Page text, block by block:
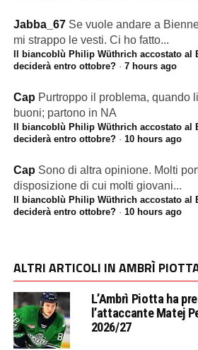
Jabba_67 Se vuole andare a
mi strappo le vesti. Ci ho fatto...
Il biancoblù Philip Wüthrich accostato al
deciderà entro ottobre?· 7 hours ago
Cap Purtroppo il problema, quando
buoni; partono in NA
Il biancoblù Philip Wüthrich accostato al
deciderà entro ottobre?· 10 hours ago
Cap Sono di altra opinione. Molti
disposizione di cui molti giovani...
Il biancoblù Philip Wüthrich accostato al
deciderà entro ottobre?· 10 hours ago
ALTRI ARTICOLI IN AMBRÌ
L’Ambrì Piotta ha
l’attaccante Matej
2026/27